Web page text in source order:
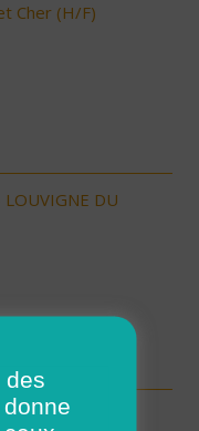
Cher (H/F)
LOUVIGNE DU
F)
des